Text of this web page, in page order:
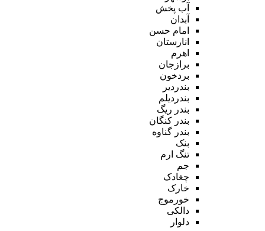
آب پخش
آبدان
امام حسن
انارستان
اهرم
برازجان
بردخون
بندردیر
بندردیلم
بندر ریگ
بندر کنگان
بندر گناوه
بنک
تنگ ارم
جم
چغادک
خارک
خورموج
دالکی
دلوار